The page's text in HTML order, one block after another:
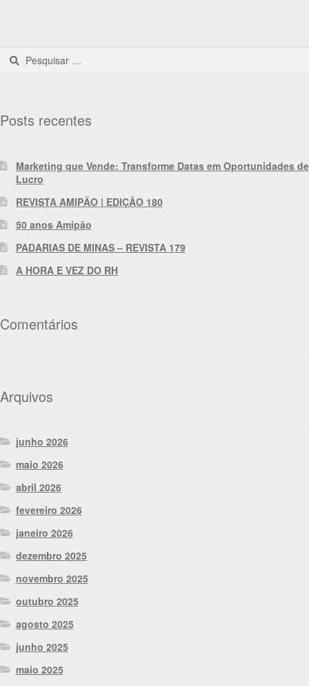
Posts recentes
Marketing que Vende: Transforme Datas em Oportunidades de
Lucro
REVISTA AMIPÃO | EDIÇÃO 180
50 anos Amipão
PADARIAS DE MINAS – REVISTA 179
A HORA E VEZ DO RH
Comentários
Arquivos
junho 2026
maio 2026
abril 2026
fevereiro 2026
janeiro 2026
dezembro 2025
novembro 2025
outubro 2025
agosto 2025
junho 2025
maio 2025